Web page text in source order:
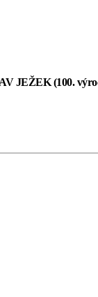
JEŽEK (100.